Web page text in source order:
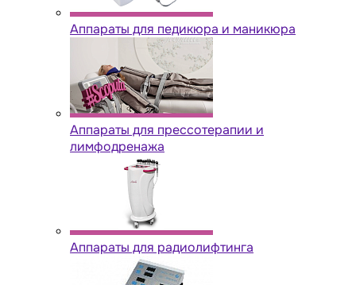
Аппараты для педикюра и маникюра
Аппараты для прессотерапии и
лимфодренажа
Аппараты для радиолифтинга